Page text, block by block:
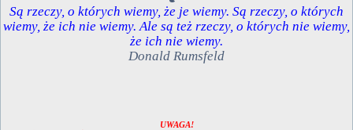
Są rzeczy, o których wiemy, że je wiemy. Są rzeczy, o których
wiemy, że ich nie wiemy. Ale są też rzeczy, o których nie wiemy,
że ich nie wiemy.
Donald Rumsfeld
UWAGA!